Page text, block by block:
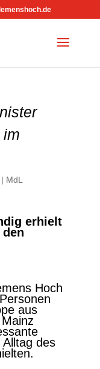
im
MdL
erhielt
Hoch
aus
des